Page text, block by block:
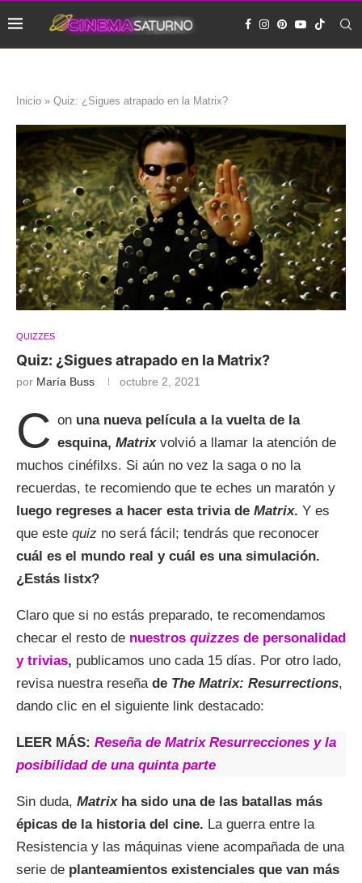
Inicio » Quiz: ¿Sigues atrapado en la Matrix?
QUIZZES
Quiz: ¿Sigues atrapado en la Matrix?
por María Buss octubre 2, 2021
C on una nueva película a la vuelta de la
esquina, Matrixvolvió a llamar la atención de
muchos cinéfilxs. Si aún no vez la saga o no la
recuerdas, te recomiendo que te eches un maratón y
luego regreses a hacer esta trivia de Matrix. Y es
que este quiz no será fácil; tendrás que reconocer
cuál es el mundo real y cuál es una simulación.
¿Estás listx?
Claro que si no estás preparado, te recomendamos
checar el resto de nuestros quizzes de personalidad
y trivias, publicamos uno cada 15 días. Por otro lado,
revisa nuestra reseña de The Matrix: Resurrections,
dando clic en el siguiente link destacado:
LEER MÁS: Reseña de Matrix Resurrecciones y la
posibilidad de una quinta parte
Sin duda, Matrix ha sido una de las batallas más
épicas de la historia del cine. La guerra entre la
Resistencia y las máquinas viene acompañada de una
serie de planteamientos existenciales que van más